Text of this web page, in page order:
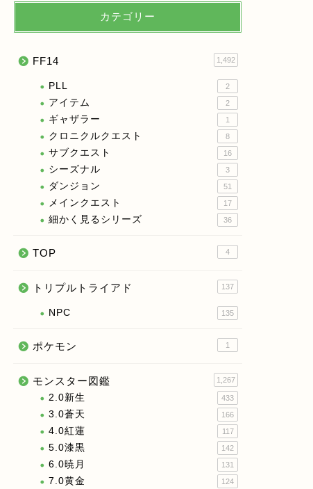
カテゴリー
FF14 1,492
PLL 2
アイテム 2
ギャザラー 1
クロニクルクエスト 8
サブクエスト 16
シーズナル 3
ダンジョン 51
メインクエスト 17
細かく見るシリーズ 36
TOP 4
トリプルトライアド 137
NPC 135
ポケモン 1
モンスター図鑑 1,267
2.0新生 433
3.0蒼天 166
4.0紅蓮 117
5.0漆黒 142
6.0暁月 131
7.0黄金 124